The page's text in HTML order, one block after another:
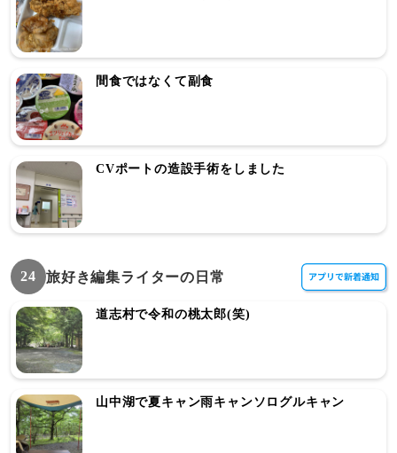
間食ではなくて副食
CVポートの造設手術をしました
24 旅好き編集ライターの日常
道志村で令和の桃太郎(笑)
山中湖で夏キャン雨キャンソログルキャン